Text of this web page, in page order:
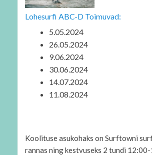
Lohesurfi ABC-D Toimuvad:
5.05.2024
26.05.2024
9.06.2024
30.06.2024
14.07.2024
11.08.2024
Koolituse asukohaks on Surftowni
rannas ning kestvuseks 2 tundi